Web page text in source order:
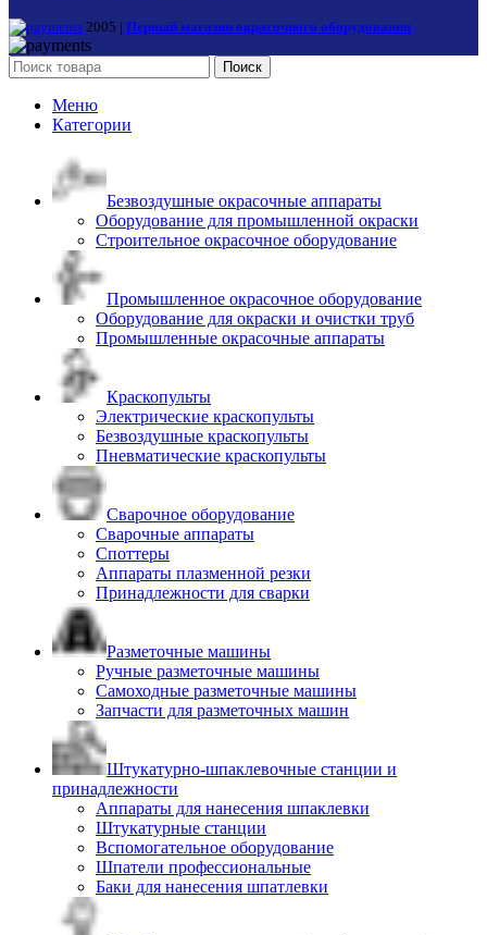
2005 | Первый магазин окрасочного оборудования
Поиск
Меню
Категории
Безвоздушные окрасочные аппараты
Оборудование для промышленной окраски
Строительное окрасочное оборудование
Промышленное окрасочное оборудование
Оборудование для окраски и очистки труб
Промышленные окрасочные аппараты
Краскопульты
Электрические краскопульты
Безвоздушные краскопульты
Пневматические краскопульты
Сварочное оборудование
Сварочные аппараты
Споттеры
Аппараты плазменной резки
Принадлежности для сварки
Разметочные машины
Ручные разметочные машины
Самоходные разметочные машины
Запчасти для разметочных машин
Штукатурно-шпаклевочные станции и
принадлежности
Аппараты для нанесения шпаклевки
Штукатурные станции
Вспомогательное оборудование
Шпатели профессиональные
Баки для нанесения шпатлевки